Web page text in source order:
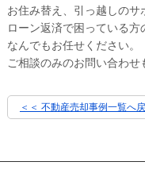
お住み替え、引っ越しの
ローン返済で困っている
なんでもお任せください。
ご相談のみのお問い合わせ
＜＜ 不動産売却事例一覧へ